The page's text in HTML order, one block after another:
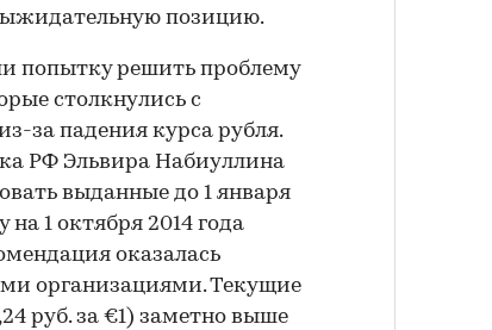
позицию.
попытку решить проблему
столкнулись с
за падения курса рубля.
РФ Эльвира Набиуллина
выданные до 1 января
1 октября 2014 года
оказалась
организациями. Текущие
руб. за €1) заметно выше